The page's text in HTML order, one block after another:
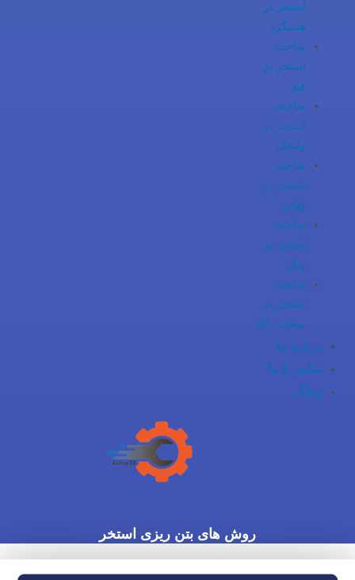
استخر در
هشتگرد
ساخت
استخر در
هیو
ساخت
استخر در
ولنجک
ساخت
استخر در
ولیان
ساخت
استخر در
ونک
ساخت
استخر در
سعادت آباد
درباره ما
تماس با ما
وبلاگ
روش های بتن ریزی استخر